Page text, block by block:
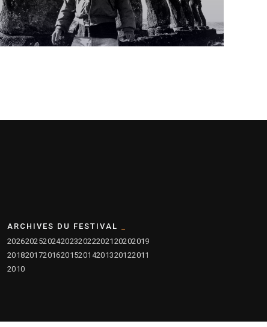
ARCHIVES DU FESTIVAL
202620252024202320222021 20202019
20182017201620152014201320122011
2010